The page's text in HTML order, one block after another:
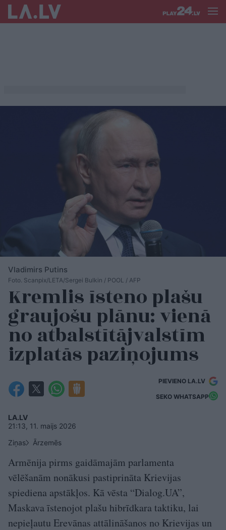
Vladimirs Putins
Foto. Scanpix/LETA/Sergei Bulkin / POOL / AFP
Kremlis īsteno plašu
graujošu plānu: vienā
no atbalstītājvalstīm
izplatās paziņojums
PIEVIENO LA.LV
SEKO WHATSAPP
LA.LV
21:13, 11. maijs 2026
Ziņas
Ārzemēs
Armēnija pirms gaidāmajām parlamenta
vēlēšanām nonākusi pastiprināta Krievijas
spiediena apstākļos. Kā vēsta “Dialog.UA”,
Maskava īstenojot plašu hibrīdkara taktiku, lai
nepieļautu Erevānas attālināšanos no Krievijas un